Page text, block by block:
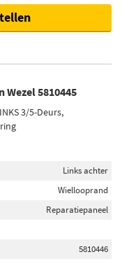
5810445
3/5-Deurs,
Links achter
Wiellooprand
Reparatiepaneel
5810446